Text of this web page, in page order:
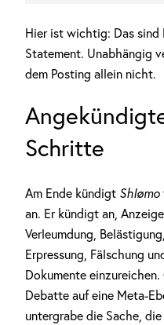
Hier ist wichtig: Das sind
Statement. Unabhängig
dem Posting allein nicht.
Schritte
Am Ende kündigt Shlømo
an. Er kündigt an,
Verleumdung,
Erpressung, Fälschung
Dokumente
Debatte auf eine Meta-
untergrabe die Sache,